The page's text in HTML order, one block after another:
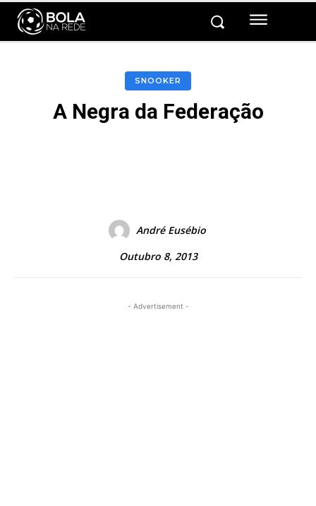
SNOOKER
A Negra da Federação
André Eusébio
Outubro 8, 2013
- Advertisement -